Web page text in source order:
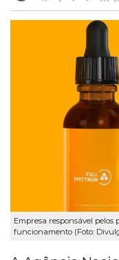
Empresa responsável
funcionamento (Foto: